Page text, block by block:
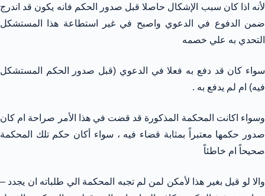
لأنه اذا كان سبب الإشكال حاصلا قبل صدور الحكم فانه يكون قد اندرج
ضمن الدفوع في الدعوي واصبح في غير استطاعة هذا المستشكل
التحدي به علي خصمه
سواء كان قد دفع به فعلا في الدعوي (قبل صدور الحكم المستشكل
فيه) ام لم يدفع به .
وسواء اكانت المحكمة المذكورة قد قضت في هذا الأمر صراحة ام كان
صدور حكمها معتبراً بمثابة قضاء فيه ، سواء أكان حكم تلك المحكمة
صحيحاً ام خاطئاً
والا لو قيل بغير هذا لأمكن لمن لم تجبه المحكمة الي طلباته ان يجدد –